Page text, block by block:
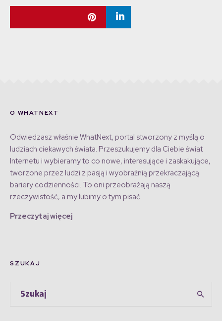
O WHATNEXT
Odwiedzasz właśnie WhatNext, portal stworzony z myślą o
ludziach ciekawych świata. Przeszukujemy dla Ciebie świat
Internetu i wybieramy to co nowe, interesujące i zaskakujące,
tworzone przez ludzi z pasją i wyobraźnią przekraczającą
bariery codzienności. To oni przeobrażają naszą
rzeczywistość, a my lubimy o tym pisać.
Przeczytaj więcej
SZUKAJ